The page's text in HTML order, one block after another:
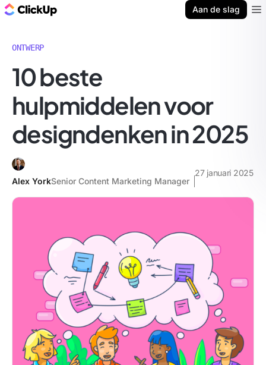
Aan de slag
ONTWERP
10 beste
hulpmiddelen voor
designdenken in 2025
Alex YorkSenior Content Marketing Manager
27 januari 2025